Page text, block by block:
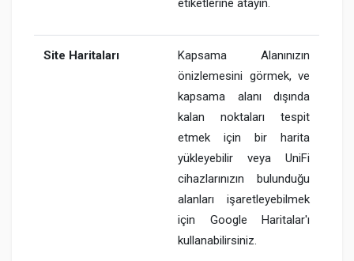
Site Haritaları
Kapsama Alanınızın
önizlemesini görmek, ve
kapsama alanı dışında
kalan noktaları tespit
etmek için bir harita
yükleyebilir veya UniFi
cihazlarınızın bulunduğu
alanları işaretleyebilmek
için Google Haritalar'ı
kullanabilirsiniz.